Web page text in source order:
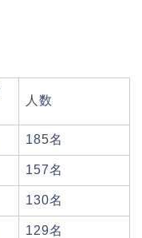
人数
185名
157名
130名
129名